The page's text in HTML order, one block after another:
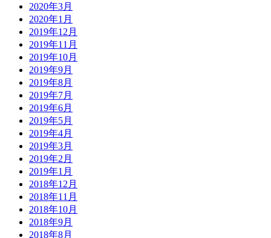
2020年3月
2020年1月
2019年12月
2019年11月
2019年10月
2019年9月
2019年8月
2019年7月
2019年6月
2019年5月
2019年4月
2019年3月
2019年2月
2019年1月
2018年12月
2018年11月
2018年10月
2018年9月
2018年8月